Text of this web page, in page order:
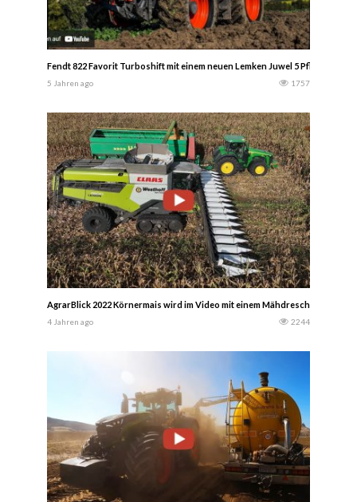
Fendt 822 Favorit Turboshift mit einem neuen Lemken Juwel 5 Pflug beim
5 Jahren ago 1757
AgrarBlick 2022 Körnermais wird im Video mit einem Mähdrescher Claas
4 Jahren ago 2244